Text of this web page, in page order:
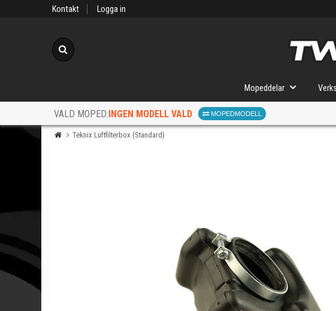
Kontakt Logga in
Mopeddelar
VALD MOPED:INGEN MODELL VALD MOPEDMODELL
Teknix Luftfilterbox (Standard)